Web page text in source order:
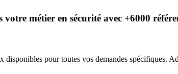
votre métier en sécurité avec +6000
disponibles pour toutes vos demandes spécifiques.